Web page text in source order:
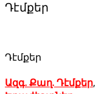
Դէմքեր
Դէմքեր
Ազգ. Քաղ. Դէմքեր,